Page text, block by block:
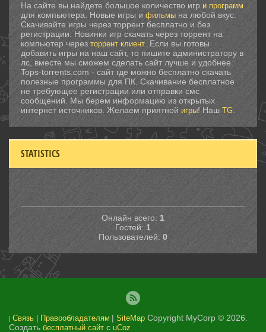
На сайте вы найдете большое количество игр и программ
для компьютера. Новые игры и фильмы на любой вкус.
Скачивайте игры через торрент бесплатно и без
регистрации. Новинки игр скачать через торрент на
компьютер через торрент клиент . Если вы готовы
добавить игры на наш сайт, то пишите администратору в
лс, вместе мы сможем сделать сайт лучше и удобнее.
Tops-torrents.com - сайт где можно бесплатно скачать
полезные программы для ПК. Скачивание бесплатное
не требующее регистрации или отправки смс
сообщений. Мы берем информацию из открытых
интернет источников. Желаем приятной игры! Наш TG
STATISTICS
Онлайн всего: 1
Гостей: 1
Пользователей: 0
| Связь | Правообладателям | SiteMap Copyright MyCorp © 2026
Создать бесплатный сайт с uCoz